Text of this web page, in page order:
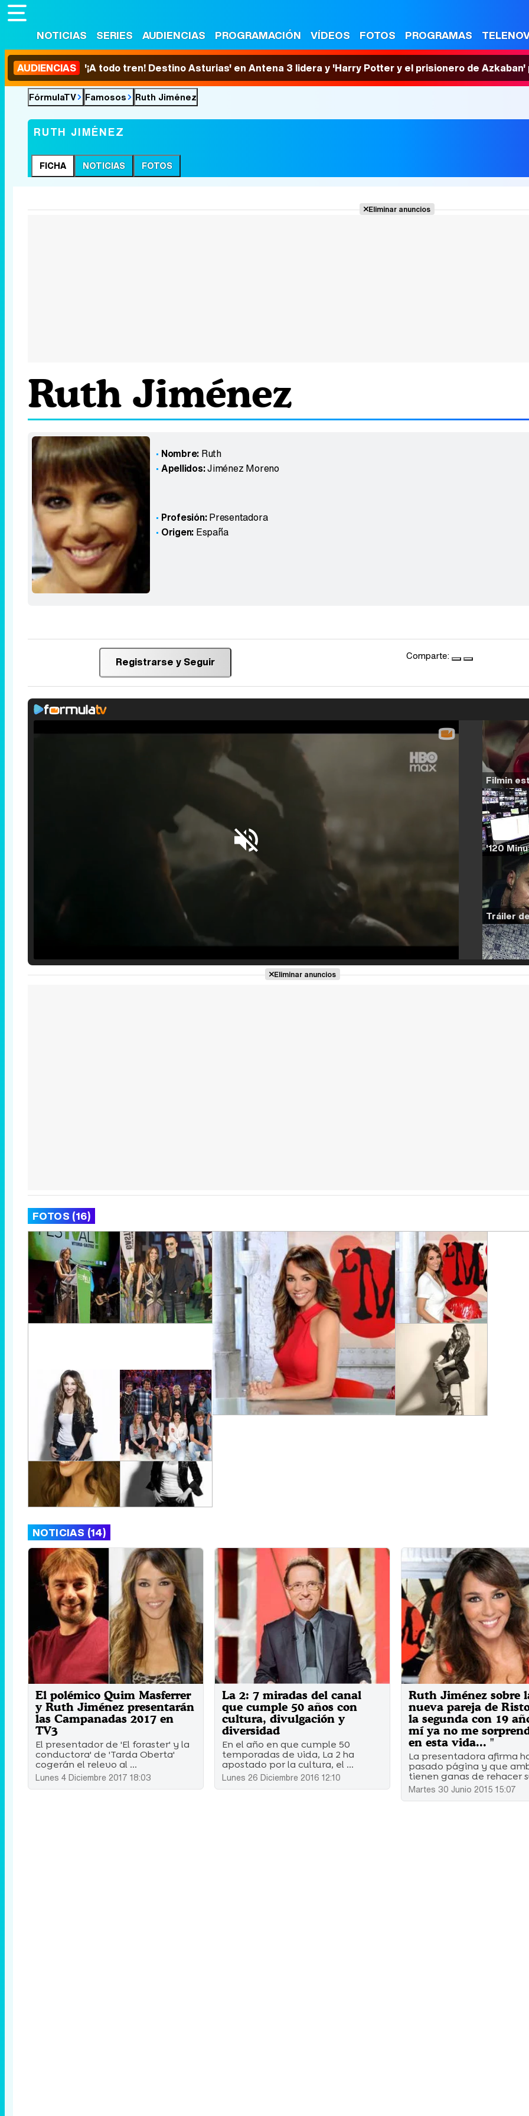
NOTICIAS SERIES AUDIENCIAS PROGRAMACIÓN VÍDEOS FOTOS PROGRAMAS
AUDIENCIAS '¡A todo tren! Destino Asturias' en Antena 3 lidera y 'Harry Potter y el prisionero de
FórmulaTV Famosos Ruth Jiménez
RUTH JIMÉNEZ
FICHA NOTICIAS FOTOS
Eliminar anuncios
Ruth Jiménez
Nombre: Ruth
Apellidos:Jiménez Moreno
Profesión:Presentadora
Origen: España
Comparte:
Registrarse y Seguir
Eliminar anuncios
FOTOS (16)
NOTICIAS (14)
El polémico Quim Masferrer
y Ruth Jiménez presentarán
las Campanadas 2017 en
TV3
El presentador de 'El foraster' y la
conductora' de 'Tarda Oberta'
cogerán el relevo al ...
Lunes 4 Diciembre 2017 18:03
La 2: 7 miradas del canal
que cumple 50 años con
cultura, divulgación y
diversidad
En el año en que cumple 50
temporadas de vida, La 2 ha
apostado por la cultura, el ...
Lunes 26 Diciembre 2016 12:10
Ruth Jiménez sobre
nueva pareja de
la segunda con 19
mí ya no me
en esta vida... "
La presentadora afirma
pasado página y que
tienen ganas de rehacer
Martes 30 Junio 2015 15:07